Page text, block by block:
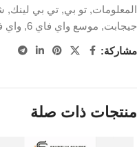
المعلومات, تو بي, تي بي لينك,
جيجابت, موسع واي فاي 6 , واي
مشاركة:
منتجات ذات صلة